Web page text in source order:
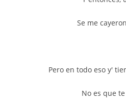
Se me
Pero en todo eso y'
No es que